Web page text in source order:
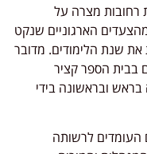
רחובות מצרה על
הארגוניים שנקט
את שנת הלימודים. מדובר
בבית הספר קציר
ובראשונה בידי
העומדים לרשותה